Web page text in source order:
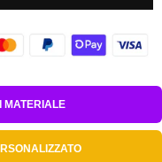
MATERIALE